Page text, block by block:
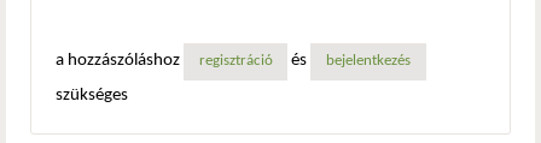
a hozzászóláshoz regisztráció és bejelentkezés
szükséges